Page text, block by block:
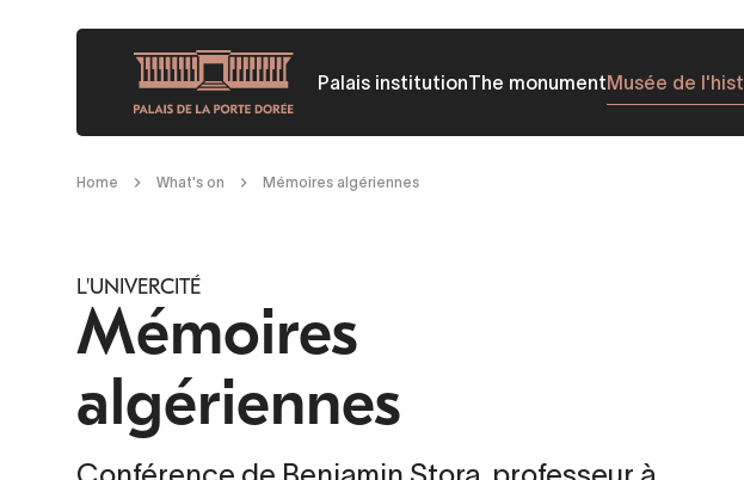
content
Palais institutionThe monumentMusée de
Breadcrumb
Home What's on Mémoires algériennes
L'UNIVERCITÉ
Mémoires
algériennes